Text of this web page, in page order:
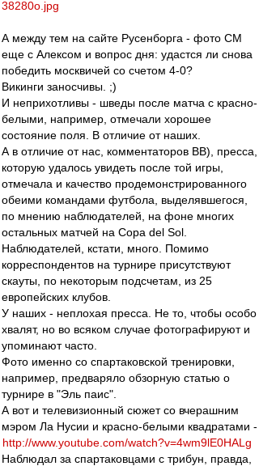
38280o.jpg
А между тем на сайте Русенборга - фото СМ
еще с Алексом и вопрос дня: удастся ли снова
победить москвичей со счетом 4-0?
Викинги заносчивы. ;)
И неприхотливы - шведы после матча с красно-
белыми, например, отмечали хорошее
состояние поля. В отличие от наших.
А в отличие от нас, комментаторов ВВ), пресса,
которую удалось увидеть после той игры,
отмечала и качество продемонстрированного
обеими командами футбола, выделявшегося,
по мнению наблюдателей, на фоне многих
остальных матчей на Copa del Sol.
Наблюдателей, кстати, много. Помимо
корреспондентов на турнире присутствуют
скауты, по некоторым подсчетам, из 25
европейских клубов.
У наших - неплохая пресса. Не то, чтобы особо
хвалят, но во всяком случае фотографируют и
упоминают часто.
Фото именно со спартаковской тренировки,
например, предваряло обзорную статью о
турнире в "Эль паис".
А вот и телевизионный сюжет со вчерашним
мэром Ла Нусии и красно-белыми квадратами -
http://www.youtube.com/watch?v=4wm9lE0HALg
Наблюдал за спартаковцами с трибун, правда,